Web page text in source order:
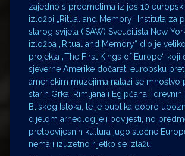
zajedno s predmetima iz još 10
izložbi „Ritual and Memory“ Instituta za
starog svijeta (ISAW) Sveučilišta New
izložba „Ritual and Memory“ dio je
projekta „The First Kings of Europe“ koji
sjeverne Amerike dočarati europsku
američkim muzejima nalazi se mnoštvo
starih Grka, Rimljana i Egipćana i drevnih
Bliskog Istoka, te je publika dobro
dijelom arheologije i povijesti, no
pretpovijesnih kultura jugoistočne
nema i izuzetno rijetko se izlažu.